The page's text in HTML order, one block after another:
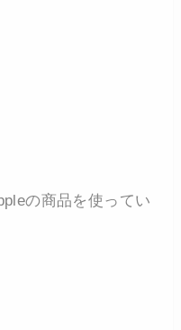
の商品を使ってい